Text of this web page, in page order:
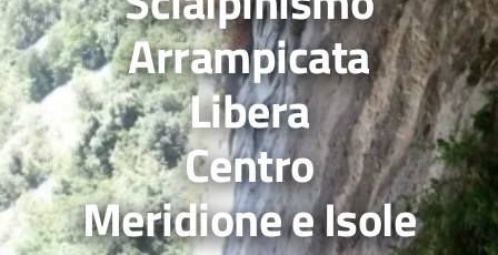
Arrampicata
Libera
Centro
Meridione e Isole